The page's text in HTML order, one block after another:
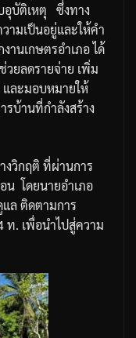
อุบัติเหตุ
ซึ่งทาง
ามเป็นอยู่และให้คำ
านเกษตรอำเภอได้
วยลดรายจ่าย เพิ่ม
และมอบหมายให้
รบ้านที่กำลังสร้าง
งวิกฤติ ที่ผ่านการ
น โดยนายอำเภอ
แล ติดตามการ
ท. เพื่อนำไปสู่ความ